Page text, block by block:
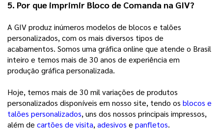
5. Por que imprimir Bloco de Comanda na GIV?
A GIV produz inúmeros modelos de blocos e talões
personalizados, com os mais diversos tipos de
acabamentos. Somos uma gráfica online que atende o Brasil
inteiro e temos mais de 30 anos de experiência em
produção gráfica personalizada.
Hoje, temos mais de 30 mil variações de produtos
personalizados disponíveis em nosso site, tendo os blocos e
talões personalizados, uns dos nossos principais impressos,
além de cartões de visita, adesivos e panfletos.